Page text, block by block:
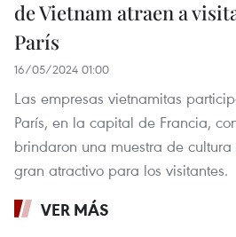
de Vietnam atraen a
París
16/05/2024 01:00
Las empresas vietnamitas
París, en la capital de Francia,
brindaron una muestra de
gran atractivo para los visitantes.
VER MÁS